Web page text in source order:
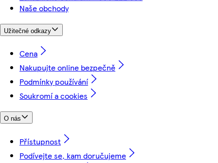
Naše obchody
Užitečné odkazy
Cena
Nakupujte online bezpečně
Podmínky používání
Soukromí a cookies
O nás
Přístupnost
Podívejte se, kam doručujeme